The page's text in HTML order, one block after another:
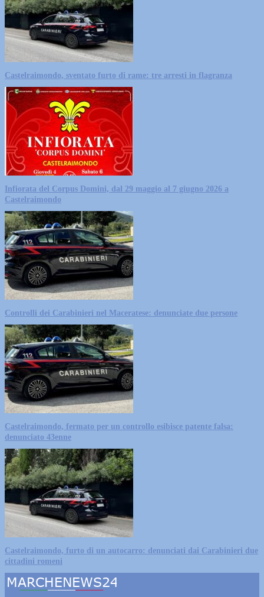
Castelraimondo, sventato furto di rame: tre arresti in flagranza
Infiorata del Corpus Domini, dal 29 maggio al 7 giugno 2026 a
Castelraimondo
Controlli dei Carabinieri nel Maceratese: denunciate due persone
Castelraimondo, fermato per un controllo esibisce patente falsa:
denunciato 43enne
Castelraimondo, furto di un autocarro: denunciati dai Carabinieri due
cittadini romeni